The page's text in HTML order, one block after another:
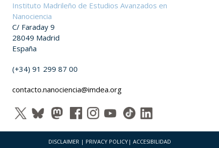
Instituto Madrileño de Estudios Avanzados en
Nanociencia
C/ Faraday 9
28049 Madrid
España
(+34) 91 299 87 00
contacto.nanociencia@imdea.org
DISCLAIMER| PRIVACY POLICY| ACCESIBILIDAD